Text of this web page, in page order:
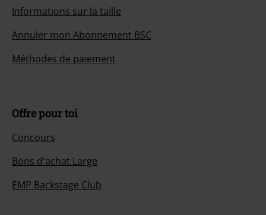
Informations sur la taille
Annuler mon Abonnement BSC
Méthodes de paiement
Offre pour toi
Concours
Bons d'achat Large
EMP Backstage Club